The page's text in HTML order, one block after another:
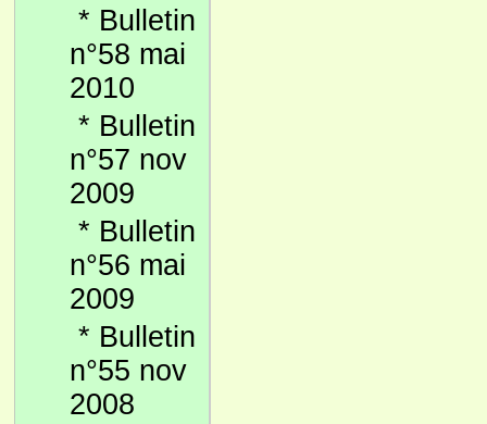
* Bulletin
n°58 mai
2010
* Bulletin
n°57 nov
2009
* Bulletin
n°56 mai
2009
* Bulletin
n°55 nov
2008